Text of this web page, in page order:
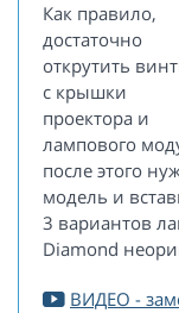
Как правило,
достаточно
открутить
с крышки
проектора и
лампового
после этого
модель и
3 вариантов
Diamond
ВИДЕО -